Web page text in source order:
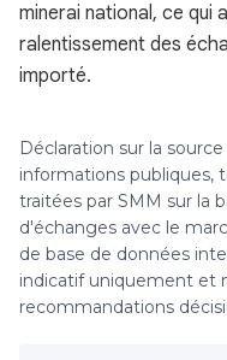
minerai national, ce qui
ralentissement des
importé.
Déclaration sur la
informations publiques,
traitées par SMM sur la
d'échanges avec le
de base de données
indicatif uniquement et
recommandations